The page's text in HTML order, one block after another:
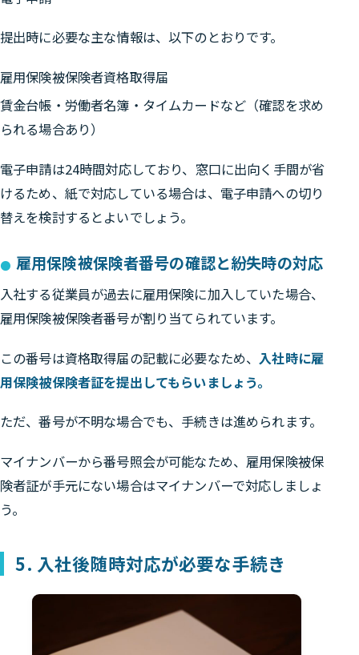
提出時に必要な主な情報は、以下のとおりです。
雇用保険被保険者資格取得届
賃金台帳・労働者名簿・タイムカードなど（確認を求め
られる場合あり）
電子申請は24時間対応しており、窓口に出向く手間が省
けるため、 紙で対応している場合は、電子申請への切り
替えを検討するとよいでしょう。
雇用保険被保険者番号の確認と紛失時の対応
入社する従業員が過去に雇用保険に加入していた場合、
雇用保険被保険者番号が割り当てられています。
この番号は資格取得届の記載に必要なため、入社時に雇
用保険被保険者証を提出してもらいましょう。
ただ、番号が不明な場合でも、手続きは進められます。
マイナンバーから番号照会が可能なため、雇用保険被保
険者証が手元にない場合はマイナンバーで対応しましょ
う。
5. 入社後随時対応が必要な手続き